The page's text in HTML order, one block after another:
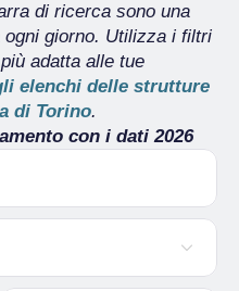
di ricerca sono una
giorno. Utilizza i filtri
adatta alle tue
elenchi delle strutture
di Torino.
con i dati 2026